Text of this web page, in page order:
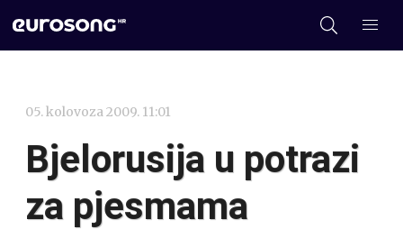
05. kolovoza 2009. 11:01
Bjelorusija u potrazi
za pjesmama